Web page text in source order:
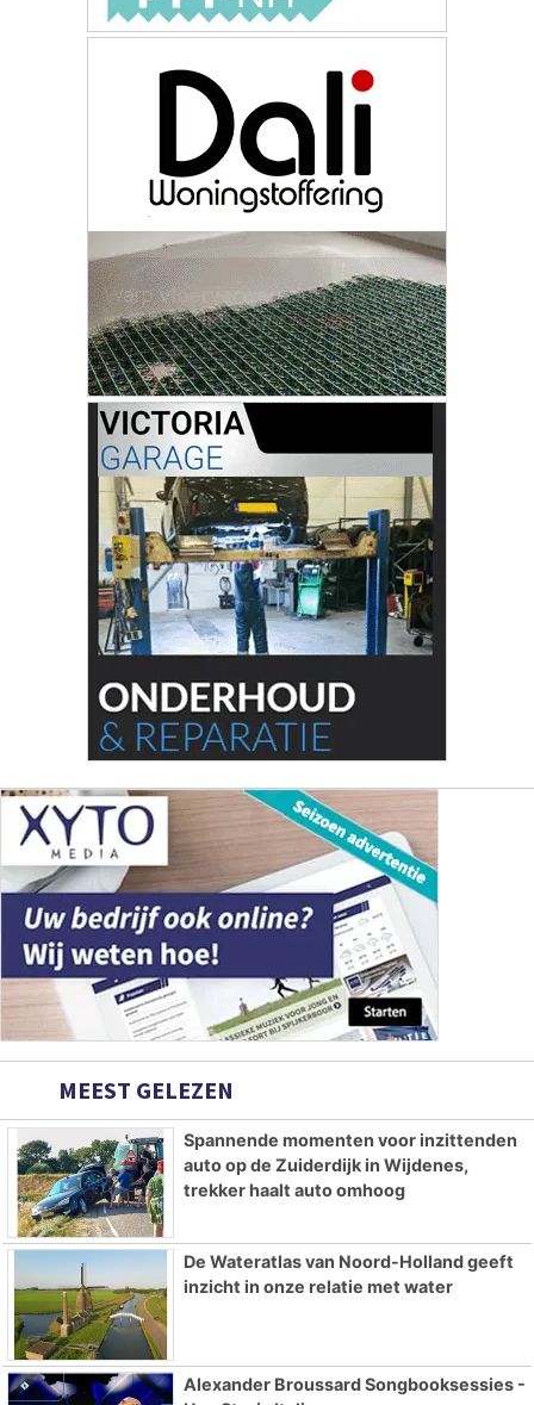
MEEST GELEZEN
Spannende momenten voor inzittenden
auto op de Zuiderdijk in Wijdenes,
trekker haalt auto omhoog
De Wateratlas van Noord-Holland geeft
inzicht in onze relatie met water
Alexander Broussard Songbooksessies -